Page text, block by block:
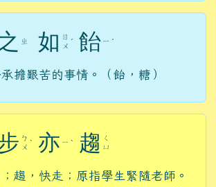
之 ㄓ 如 ㄖ
ㄨ ˊ 飴 ㄧ ˊ
擔艱苦的事情。（飴，糖）
ㄅ
ㄨ ˋ 亦 ㄧ ˋ 趨
ㄑ
ㄩ
趨，快走；原指學生緊隨老師。